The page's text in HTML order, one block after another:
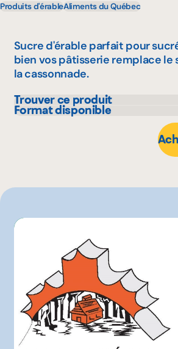
Produits d'érableAliments du Québec
Sucre d'érable parfait pour
bien vos pâtisserie remplace le
la cassonnade.
Trouver ce produit
Metro
Format disponible